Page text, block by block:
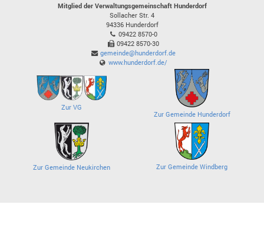
Mitglied der Verwaltungsgemeinschaft Hunderdorf
Sollacher Str. 4
94336 Hunderdorf
09422 8570-0
09422 8570-30
gemeinde@hunderdorf.de
www.hunderdorf.de/
Zur VG
Zur Gemeinde Hunderdorf
Zur Gemeinde Neukirchen Zur Gemeinde Windberg